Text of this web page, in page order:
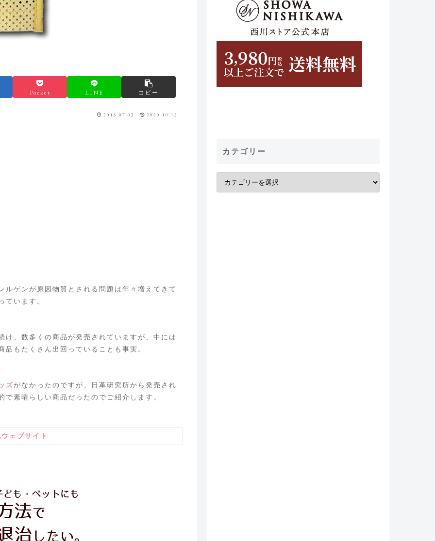
Pocket LINE コピー
2015.07.03 2020.10.13
ルゲンが原因物質とされる問題は年々増えてきて
ています。
、数多くの商品が発売されていますが、中には
品もたくさん出回っていることも事実。
ズがなかったのですが、日革研究所から発売され
で素晴らしい商品だったのでご紹介します。
ェブサイト
カテゴリー